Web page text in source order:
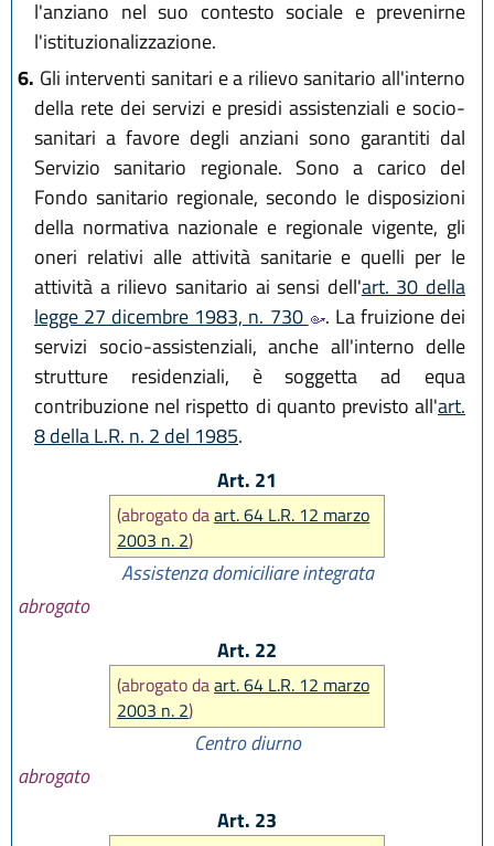
l'anziano nel suo contesto sociale e prevenirne
l'istituzionalizzazione.
6. Gli interventi sanitari e a rilievo sanitario all'interno
della rete dei servizi e presidi assistenziali e socio-
sanitari a favore degli anziani sono garantiti dal
Servizio sanitario regionale. Sono a carico del
Fondo sanitario regionale, secondo le disposizioni
della normativa nazionale e regionale vigente, gli
oneri relativi alle attività sanitarie e quelli per le
attività a rilievo sanitario ai sensi dell'art. 30 della
legge 27 dicembre 1983, n. 730
. La fruizione dei
servizi socio-assistenziali, anche all'interno delle
strutture residenziali, è soggetta ad equa
contribuzione nel rispetto di quanto previsto all'art.
8 della L.R. n. 2 del 1985.
Art. 21
(abrogato daart. 64 L.R. 12 marzo
2003 n. 2)
Assistenza domiciliare integrata
abrogato
Art. 22
(abrogato daart. 64 L.R. 12 marzo
2003 n. 2)
Centro diurno
abrogato
Art. 23